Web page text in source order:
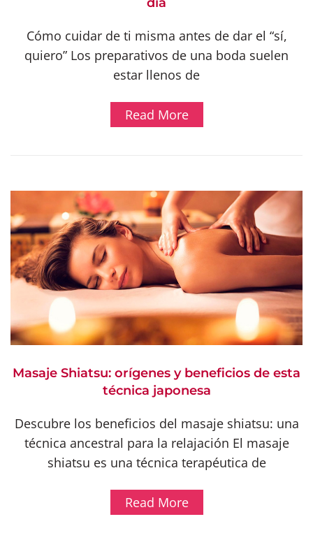
Cómo cuidar de ti misma antes de dar el “sí,
quiero” Los preparativos de una boda suelen
estar llenos de
Read More
Masaje Shiatsu: orígenes y beneficios de esta
técnica japonesa
Descubre los beneficios del masaje shiatsu: una
técnica ancestral para la relajación El masaje
shiatsu es una técnica terapéutica de
Read More